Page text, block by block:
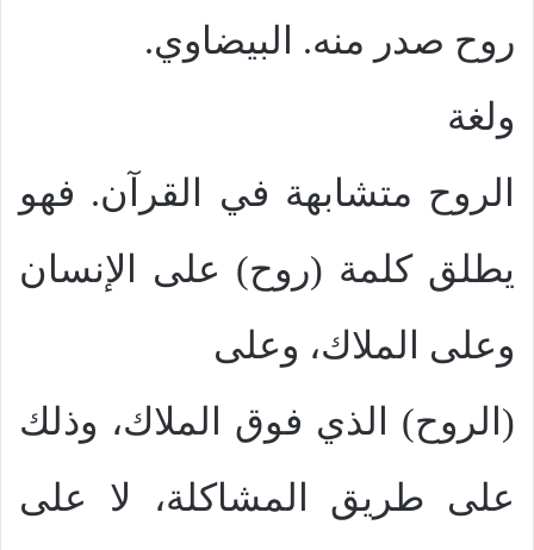
روح صدر منه. البيضاوي.
ولغة
الروح متشابهة في القرآن. فهو
يطلق كلمة (روح) على الإنسان
وعلى الملاك، وعلى
(الروح) الذي فوق الملاك، وذلك
على طريق المشاكلة، لا على